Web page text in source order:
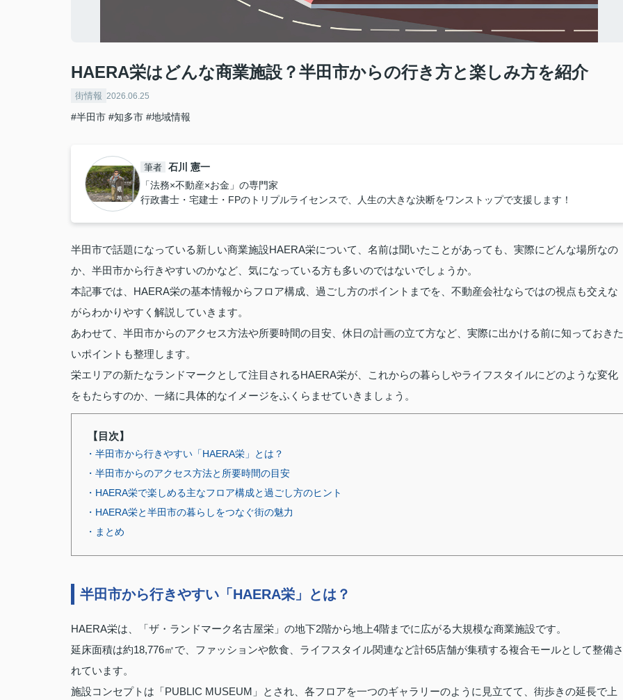
HAERA栄はどんな商業施設？半田市からの行き方と楽しみ方を紹介
街情報 2026.06.25
#半田市 #知多市 #地域情報
筆者 石川 憲一
「法務×不動産×お金」の専門家
行政書士・宅建士・FPのトリプルライセンスで、人生の大きな決断をワンストップで支援します！
半田市で話題になっている新しい商業施設HAERA栄について、名前は聞いたことがあっても、実際にどんな場所なの
か、半田市から行きやすいのかなど、気になっている方も多いのではないでしょうか。
本記事では、HAERA栄の基本情報からフロア構成、過ごし方のポイントまでを、不動産会社ならではの視点も交えな
がらわかりやすく解説していきます。
あわせて、半田市からのアクセス方法や所要時間の目安、休日の計画の立て方など、実際に出かける前に知っておきた
いポイントも整理します。
栄エリアの新たなランドマークとして注目されるHAERA栄が、これからの暮らしやライフスタイルにどのような変化
をもたらすのか、一緒に具体的なイメージをふくらませていきましょう。
【目次】
・半田市から行きやすい「HAERA栄」とは？
・半田市からのアクセス方法と所要時間の目安
・HAERA栄で楽しめる主なフロア構成と過ごし方のヒント
・HAERA栄と半田市の暮らしをつなぐ街の魅力
・まとめ
半田市から行きやすい「HAERA栄」とは？
HAERA栄は、「ザ・ランドマーク名古屋栄」の地下2階から地上4階までに広がる大規模な商業施設です。
延床面積は約18,776㎡で、ファッションや飲食、ライフスタイル関連など計65店舗が集積する複合モールとして整備さ
れています。
施設コンセプトは「PUBLIC MUSEUM」とされ、各フロアを一つのギャラリーのように見立てて、街歩きの延長で上